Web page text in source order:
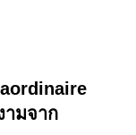
ามจาก